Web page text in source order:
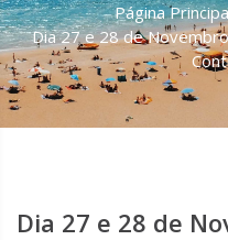
Página
Dia 27 e 28 de
Dia 27 e 28 de